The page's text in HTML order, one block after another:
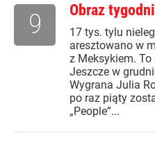
Obraz
17 tys. tylu
aresztowano w
z Meksykiem.
Jeszcze w
Wygrana Julia
po raz piąty
„People”...
9